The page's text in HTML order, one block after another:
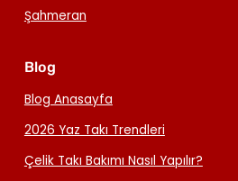
Şahmeran
Blog
Blog Anasayfa
2026 Yaz Takı Trendleri
Çelik Takı Bakımı Nasıl Yapılır?